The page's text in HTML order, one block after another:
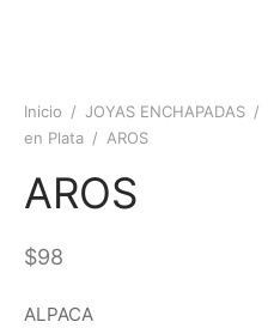
Inicio / JOYAS ENCHAPADAS /
en Plata / AROS
AROS
$98
ALPACA